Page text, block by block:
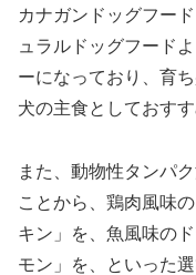
カナガンドッグフー
ュラルドッグフード
ーになっており、育
犬の主食としておすす
また、動物性タンパ
ことから、鶏肉風味
キン」を、魚風味の
モン」を、といった